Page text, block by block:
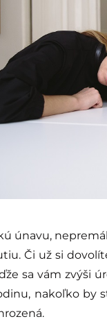
únavu,
Či už si
sa vám zvýši
nakoľko by